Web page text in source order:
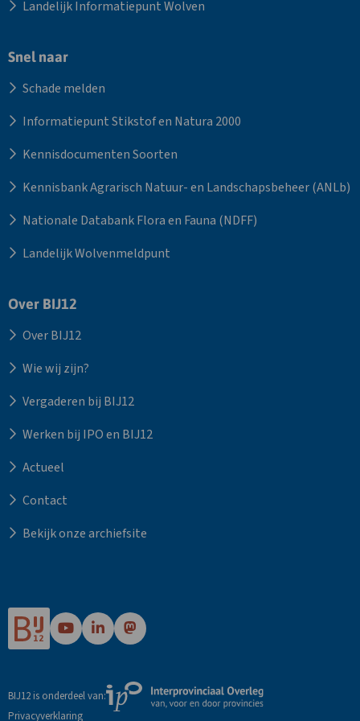
Landelijk Informatiepunt Wolven
Snel naar
Schade melden
Informatiepunt Stikstof en Natura 2000
Kennisdocumenten Soorten
Kennisbank Agrarisch Natuur- en Landschapsbeheer (ANLb)
Nationale Databank Flora en Fauna (NDFF)
Landelijk Wolvenmeldpunt
Over BIJ12
Over BIJ12
Wie wij zijn?
Vergaderen bij BIJ12
Werken bij IPO en BIJ12
Actueel
Contact
Bekijk onze archiefsite
Ga
naar
pagina
Ga
naar
LinkedIn
pagina
Ga
naar
Mastodon
pagina
BIJ12 is onderdeel van:
Externe
link
Privacyverklaring